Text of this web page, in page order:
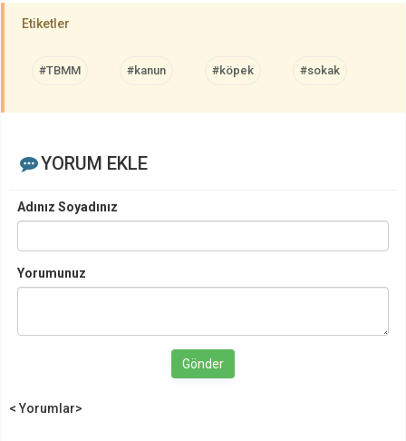
Etiketler
#TBMM #kanun #köpek #sokak
YORUM EKLE
Adınız Soyadınız
Yorumunuz
Gönder
< Yorumlar>